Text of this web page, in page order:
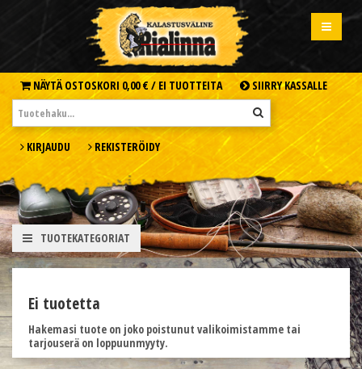
NÄYTÄ OSTOSKORI 0,00 € / EI TUOTTEITA SIIRRY KASSALLE
KIRJAUDU REKISTERÖIDY
TUOTEKATEGORIAT
Ei tuotetta
Hakemasi tuote on joko poistunut valikoimistamme tai
tarjouserä on loppuunmyyty.